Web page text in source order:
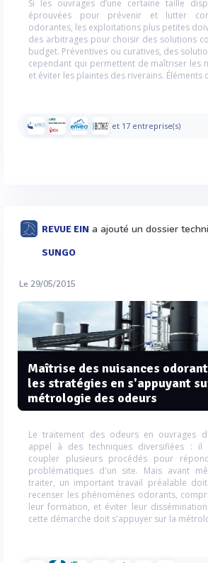
Si les ouvrages d’une certaine taille
éprouvées pour prévenir et lutter
odorantes, les exploitations plus petites
des arbitrages pour choisir des solutions
budget. Préventives ou curatives, des
cependant qui permettent de maîtriser les
et éviter les plaintes des riverains. Éléments
et 17 entreprise(s)
REVUE EIN a ajouté un dossier
SUNGO
Le 29/05/2015
Maîtrise des nuisances
les stratégies en s'appuyant
métrologie des odeurs
Le traitement des odeurs en ouvrages
appel à des techniques diversifiées : il
coupler plusieurs procédés pour
problématiques d'un site. Mais avant
traiter, un important travail préalable
recenser les phénomènes odorants,
leur formation, et éviter leur
cette démarche doit s'appuyer sur la